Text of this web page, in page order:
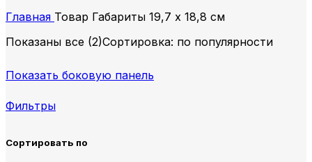
Главная Товар Габариты 19,7 x 18,8 см
Показаны все (2)Сортировка: по популярности
Показать боковую панель
Фильтры
Сортировать по